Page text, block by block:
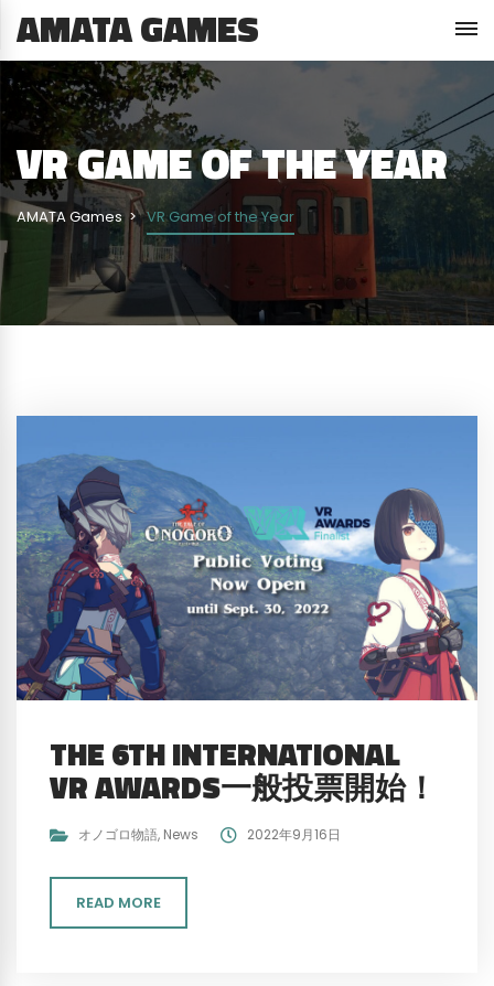
AMATA GAMES
VR GAME OF THE YEAR
AMATA Games VR Game of the Year
THE 6TH INTERNATIONAL
VR AWARDS一般投票開始！
オノゴロ物語, News 2022年9月16日
READ MORE